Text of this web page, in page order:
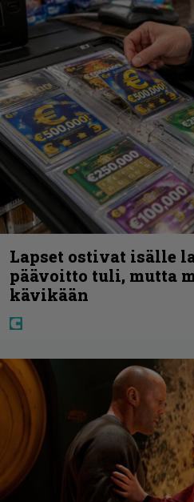
Lapset ostivat isälle
päävoitto tuli, mutta
kävikään